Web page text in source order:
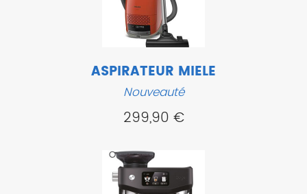
ASPIRATEUR MIELE
Nouveauté
299,90 €